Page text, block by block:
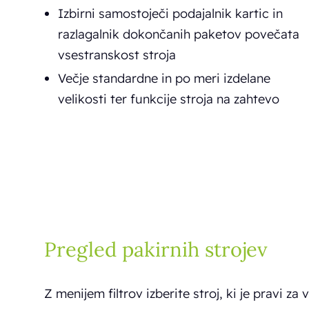
Izbirni samostoječi podajalnik kartic in
razlagalnik dokončanih paketov povečata
vsestranskost stroja
Večje standardne in po meri izdelane
velikosti ter funkcije stroja na zahtevo
Pregled pakirnih strojev
Z menijem filtrov izberite stroj, ki je pravi za